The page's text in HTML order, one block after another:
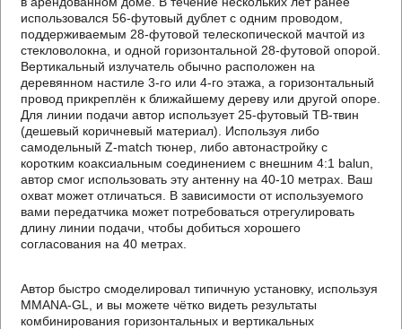
использовался 56-футовый дублет с одним проводом,
поддерживаемым 28-футовой телескопической мачтой из
стекловолокна, и одной горизонтальной 28-футовой опорой.
Вертикальный излучатель обычно расположен на
деревянном настиле 3-го или 4-го этажа, а горизонтальный
провод прикреплён к ближайшему дереву или другой опоре.
Для линии подачи автор использует 25-футовый ТВ-твин
(дешевый коричневый материал). Используя либо
самодельный Z-match тюнер, либо автонастройку с
коротким коаксиальным соединением с внешним 4:1 balun,
автор смог использовать эту антенну на 40-10 метрах. Ваш
охват может отличаться. В зависимости от используемого
вами передатчика может потребоваться отрегулировать
длину линии подачи, чтобы добиться хорошего
согласования на 40 метрах.
Автор быстро смоделировал типичную установку, используя
MMANA-GL, и вы можете чётко видеть результаты
комбинирования горизонтальных и вертикальных